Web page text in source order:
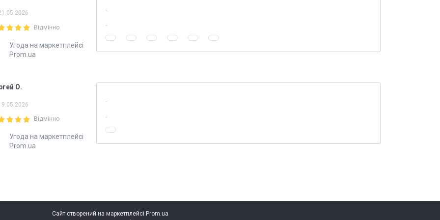
Відмінно
Угода на маркетплейсі
Prom.ua
О.
Відмінно
Угода на маркетплейсі
Prom.ua
Сайт створений на маркетплейсі Prom.ua